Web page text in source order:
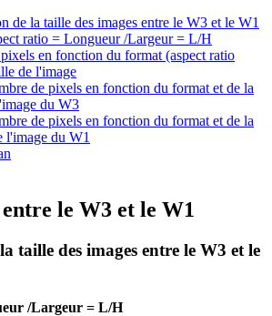
de la taille des images entre le W3 et le W1
ratio = Longueur /Largeur = L/H
en fonction du format (aspect ratio
de l'image
de pixels en fonction du format et de la
du W3
de pixels en fonction du format et de la
l'image du W1
le W3 et le W1
taille des images entre le W3 et le
/Largeur = L/H